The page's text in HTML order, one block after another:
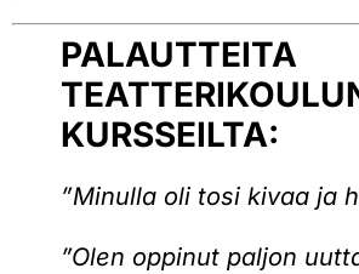
PALAUTTEITA
KURSSEILTA:
”Minulla oli tosi kivaa ja
”Olen oppinut paljon